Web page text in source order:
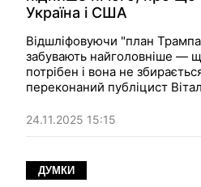
Україна і США
Відшліфовуючи "план
забувають найголовніше —
потрібен і вона не
переконаний публіцист
настав, йому не знадобиться
24.11.2025 15:15
ДУМКИ